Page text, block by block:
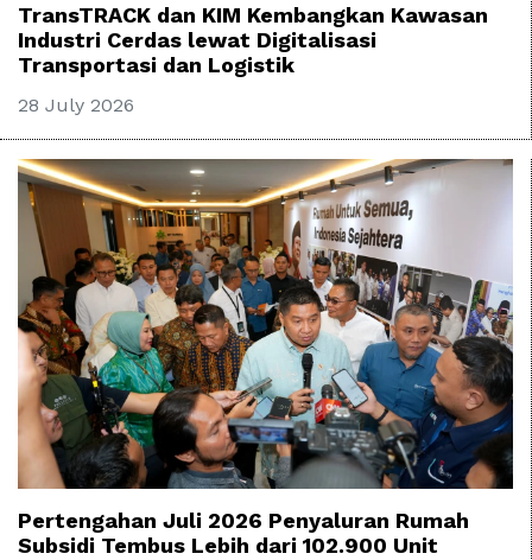
TransTRACK dan KIM Kembangkan Kawasan
Industri Cerdas lewat Digitalisasi
Transportasi dan Logistik
28 July 2026
Pertengahan Juli 2026 Penyaluran Rumah
Subsidi Tembus Lebih dari 102.900 Unit